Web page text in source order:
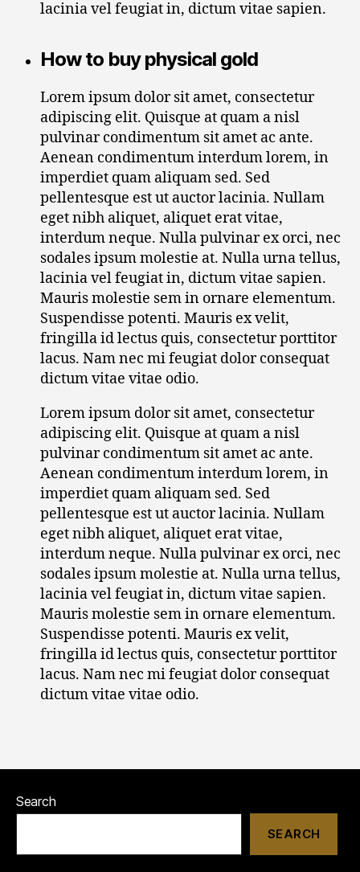
lacinia vel feugiat in, dictum vitae sapien.
How to buy physical gold
Lorem ipsum dolor sit amet, consectetur
adipiscing elit. Quisque at quam a nisl
pulvinar condimentum sit amet ac ante.
Aenean condimentum interdum lorem, in
imperdiet quam aliquam sed. Sed
pellentesque est ut auctor lacinia. Nullam
eget nibh aliquet, aliquet erat vitae,
interdum neque. Nulla pulvinar ex orci, nec
sodales ipsum molestie at. Nulla urna tellus,
lacinia vel feugiat in, dictum vitae sapien.
Mauris molestie sem in ornare elementum.
Suspendisse potenti. Mauris ex velit,
fringilla id lectus quis, consectetur porttitor
lacus. Nam nec mi feugiat dolor consequat
dictum vitae vitae odio.
Lorem ipsum dolor sit amet, consectetur
adipiscing elit. Quisque at quam a nisl
pulvinar condimentum sit amet ac ante.
Aenean condimentum interdum lorem, in
imperdiet quam aliquam sed. Sed
pellentesque est ut auctor lacinia. Nullam
eget nibh aliquet, aliquet erat vitae,
interdum neque. Nulla pulvinar ex orci, nec
sodales ipsum molestie at. Nulla urna tellus,
lacinia vel feugiat in, dictum vitae sapien.
Mauris molestie sem in ornare elementum.
Suspendisse potenti. Mauris ex velit,
fringilla id lectus quis, consectetur porttitor
lacus. Nam nec mi feugiat dolor consequat
dictum vitae vitae odio.
Search
SEARCH